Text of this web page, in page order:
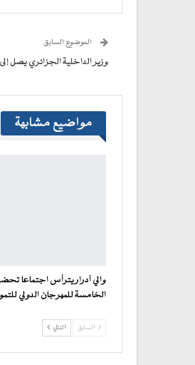
الموضوع السابق
وزير الداخلية الجزائري يصل
مواضيع مشابهة
والي آدرار يترأس اجتماعا
الخامسة للمهرجان الدولي
السابق التالي